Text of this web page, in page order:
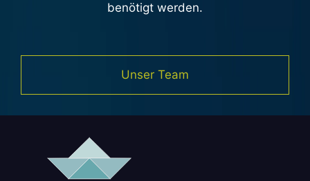
benötigt werden.
Unser Team